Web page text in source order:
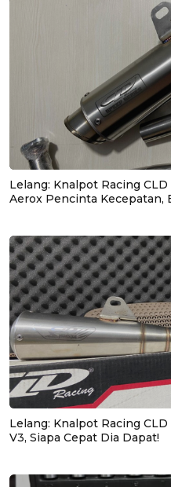
Lelang: Knalpot Racing
Aerox Pencinta Kecepatan,
Lelang: Knalpot Racing
V3, Siapa Cepat Dia Dapat!